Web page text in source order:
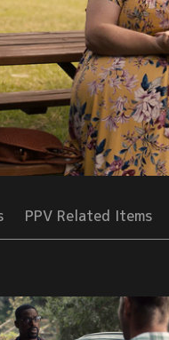
PPV Related Items